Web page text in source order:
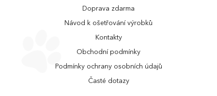
Doprava zdarma
Návod k ošetřování výrobků
Kontakty
Obchodní podmínky
Podmínky ochrany osobních údajů
Časté dotazy